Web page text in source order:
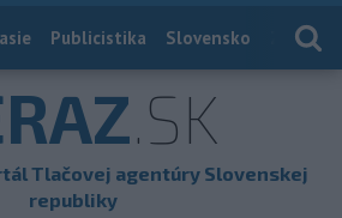
Publicistika Slovensko
.SK
Tlačovej agentúry Slovenskej
republiky